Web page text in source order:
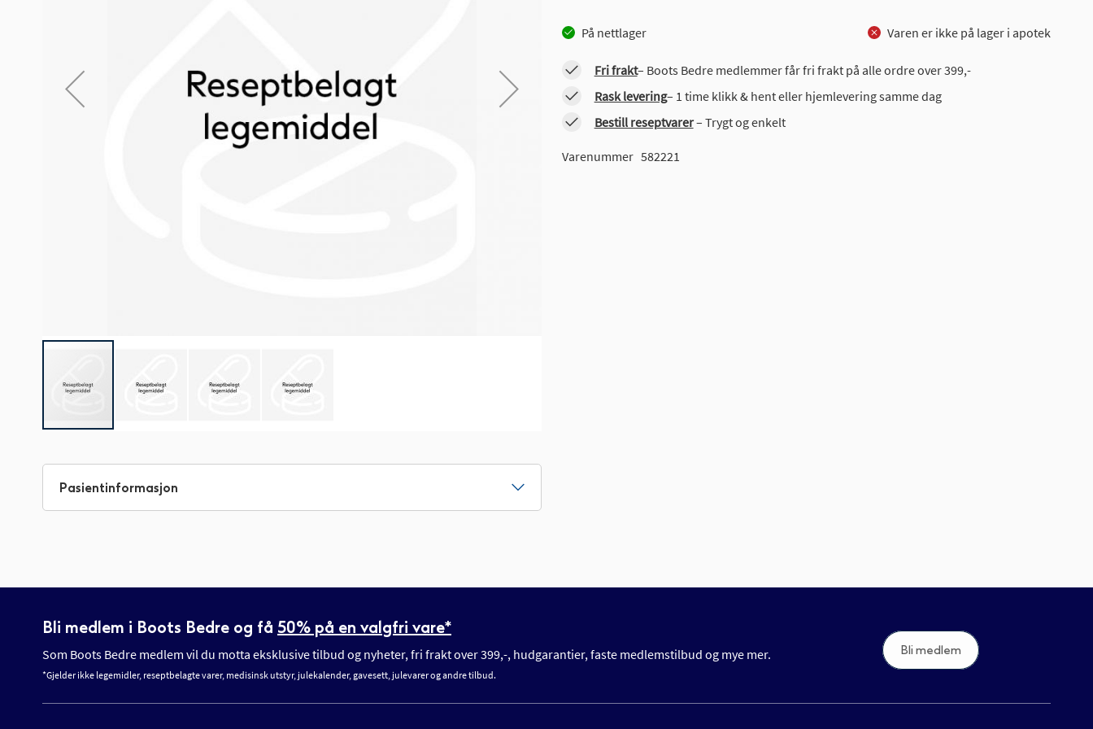
På nettlager Varen er ikke på lager i apotek
Fri frakt– Boots Bedre medlemmer får fri frakt på alle ordre over 399,-
Rask levering– 1 time klikk & hent eller hjemlevering samme dag
Bestill reseptvarer– Trygt og enkelt
Varenummer 582221
til
begynnelsen
Pasientinformasjon
Bli medlem i Boots Bedre og få 50% på en valgfri vare*
Som Boots Bedre medlem vil du motta eksklusive tilbud og nyheter, fri frakt over 399,-, hudgarantier, faste medlemstilbud og mye mer.
*Gjelder ikke legemidler, reseptbelagte varer, medisinsk utstyr, julekalender, gavesett, julevarer og andre tilbud.
Bli medlem